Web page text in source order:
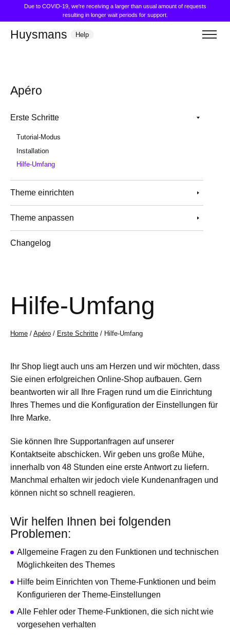
Due to COVID-19, we're receiving a larger than usual amount of requests
resulting in longer wait periods for support.
Huysmans Help
Apéro
Erste Schritte
Tutorial-Modus
Installation
Hilfe-Umfang
Theme einrichten
Theme anpassen
Changelog
Hilfe-Umfang
Home / Apéro / Erste Schritte / Hilfe-Umfang
Ihr Shop liegt auch uns am Herzen und wir möchten, dass
Sie einen erfolgreichen Online-Shop aufbauen. Gern
beantworten wir all Ihre Fragen rund um die Einrichtung
Ihres Themes und die Konfiguration der Einstellungen für
Ihre Marke.
Sie können Ihre Supportanfragen auf unserer
Kontaktseite abschicken. Wir geben uns große Mühe,
innerhalb von 48 Stunden eine erste Antwort zu liefern.
Manchmal erhalten wir jedoch viele Kundenanfragen und
können nicht so schnell reagieren.
Wir helfen Ihnen bei folgenden
Problemen:
Allgemeine Fragen zu den Funktionen und technischen
Möglichkeiten des Themes
Hilfe beim Einrichten von Theme-Funktionen und beim
Konfigurieren der Theme-Einstellungen
Alle Fehler oder Theme-Funktionen, die sich nicht wie
vorgesehen verhalten